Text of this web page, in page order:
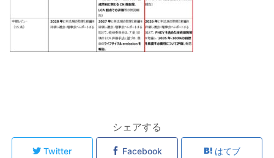
シェアする
Twitter Facebook はてブ